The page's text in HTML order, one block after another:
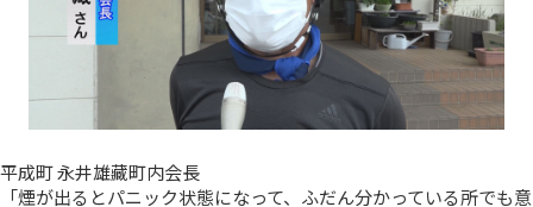
平成町 永井雄藏町内会長
「煙が出るとパニック状態になって、ふだん分かっている所でも意